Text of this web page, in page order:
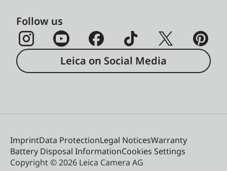
Follow us
Leica on Social Media
ImprintData ProtectionLegal NoticesWarranty
Battery Disposal InformationCookies Settings
Copyright © 2026 Leica Camera AG